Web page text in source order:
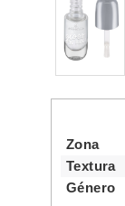
Zona
Textura
Género